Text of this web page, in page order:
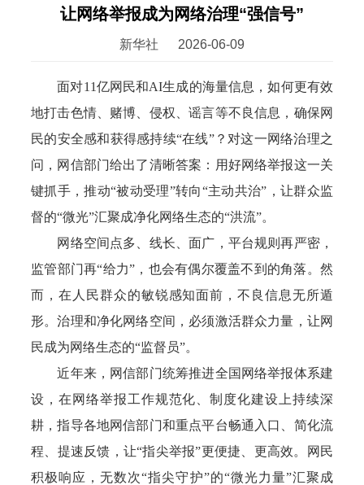
让网络举报成为网络治理“强信号”
新华社 2026-06-09
面对11亿网民和AI生成的海量信息，如何更有效
地打击色情、赌博、侵权、谣言等不良信息，确保网
民的安全感和获得感持续“在线”？对这一网络治理之
问，网信部门给出了清晰答案：用好网络举报这一关
键抓手，推动“被动受理”转向“主动共治”，让群众监
督的“微光”汇聚成净化网络生态的“洪流”。
网络空间点多、线长、面广，平台规则再严密，
监管部门再“给力”，也会有偶尔覆盖不到的角落。然
而，在人民群众的敏锐感知面前，不良信息无所遁
形。治理和净化网络空间，必须激活群众力量，让网
民成为网络生态的“监督员”。
近年来，网信部门统筹推进全国网络举报体系建
设，在网络举报工作规范化、制度化建设上持续深
耕，指导各地网信部门和重点平台畅通入口、简化流
程、提速反馈，让“指尖举报”更便捷、更高效。网民
积极响应，无数次“指尖守护”的“微光力量”汇聚成